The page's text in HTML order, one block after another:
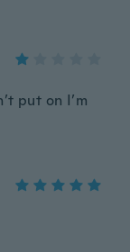
put on I’m